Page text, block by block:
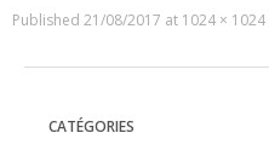
Published 21/08/2017 at 1024 × 1024
CATÉGORIES